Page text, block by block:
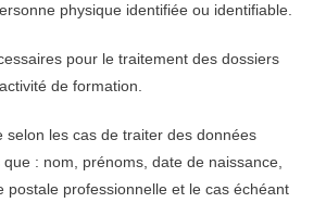
physique identifiée ou identifiable.
pour le traitement des dossiers
de formation.
selon les cas de traiter des données
: nom, prénoms, date de naissance,
postale professionnelle et le cas échéant